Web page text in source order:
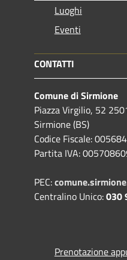
Luoghi
Eventi
CONTATTI
Comune di Sirmione
Piazza Virgilio, 52
Sirmione (BS)
Codice Fiscale:
Partita IVA:
PEC:
Centralino Unico:030
Prenotazione